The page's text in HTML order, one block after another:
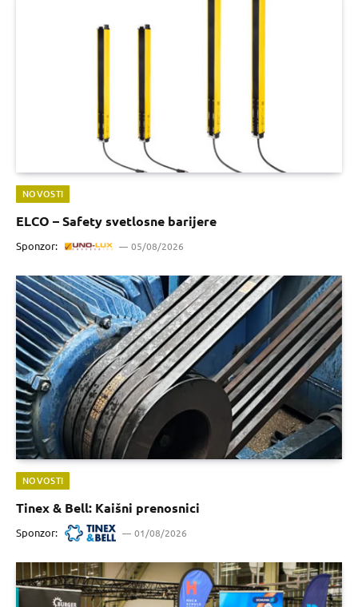
NOVOSTI
ELCO – Safety svetlosne barijere
Sponzor: 05/08/2026
NOVOSTI
Tinex & Bell: Kaišni prenosnici
Sponzor: 01/08/2026